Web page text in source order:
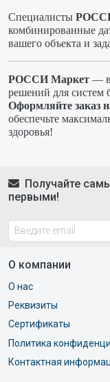
Специалисты
комбинированные
вашего объекта и
РОССИ Маркет —
решений для систем
Оформляйте заказ
обеспечьте
здоровья!
Получайте
первыми!
О компании
О нас
Реквизиты
Сертификаты
Политика
Контактная